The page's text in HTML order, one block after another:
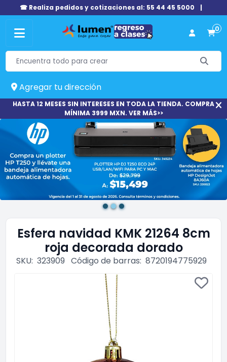
☎ Realiza pedidos y cotizaciones al: 55 44 45 5000 |
0
Agregar tu dirección
HASTA 12 MESES SIN INTERESES EN TODA LA TIENDA. COMPRA
MÍNIMA 3999 MXN. VER MÁS>>
Esfera navidad KMK 21264 8cm
roja decorada dorado
SKU: 323909 Código de barras: 8720194775929